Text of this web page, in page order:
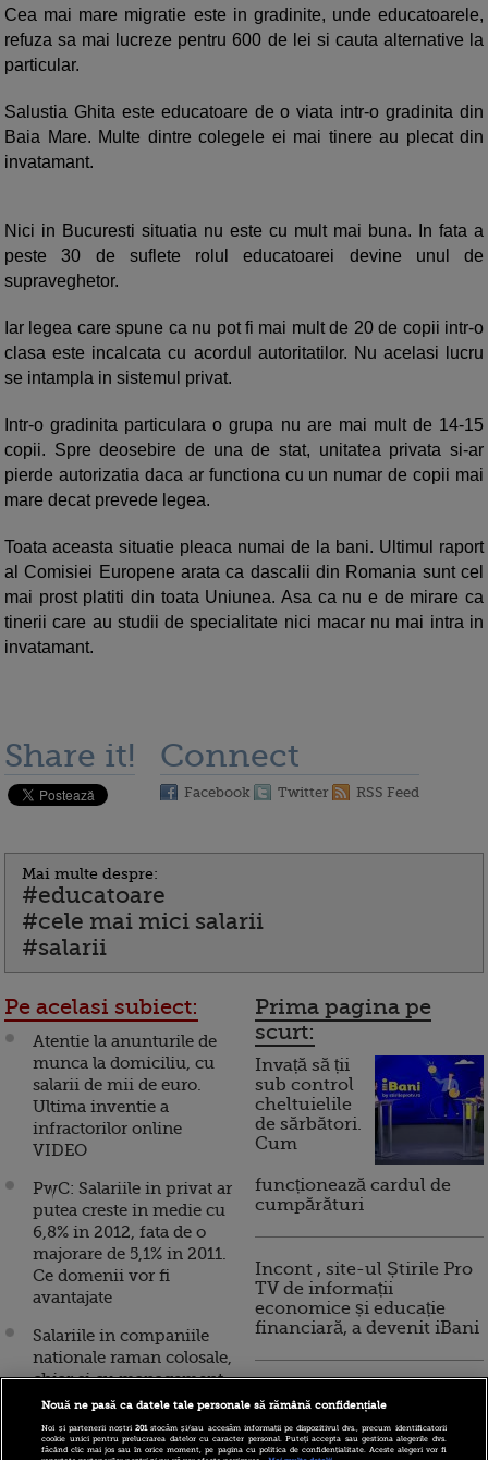
Cea mai mare migratie este in gradinite, unde educatoarele,
refuza sa mai lucreze pentru 600 de lei si cauta alternative la
particular.
Salustia Ghita este educatoare de o viata intr-o gradinita din
Baia Mare. Multe dintre colegele ei mai tinere au plecat din
invatamant.
Nici in Bucuresti situatia nu este cu mult mai buna. In fata a
peste 30 de suflete rolul educatoarei devine unul de
supraveghetor.
Iar legea care spune ca nu pot fi mai mult de 20 de copii intr-o
clasa este incalcata cu acordul autoritatilor. Nu acelasi lucru
se intampla in sistemul privat.
Intr-o gradinita particulara o grupa nu are mai mult de 14-15
copii. Spre deosebire de una de stat, unitatea privata si-ar
pierde autorizatia daca ar functiona cu un numar de copii mai
mare decat prevede legea.
Toata aceasta situatie pleaca numai de la bani. Ultimul raport
al Comisiei Europene arata ca dascalii din Romania sunt cel
mai prost platiti din toata Uniunea. Asa ca nu e de mirare ca
tinerii care au studii de specialitate nici macar nu mai intra in
invatamant.
Share it! Connect
Facebook Twitter RSS Feed
Mai multe despre:
#educatoare
#cele mai mici salarii
#salarii
Pe acelasi subiect:
Atentie la anunturile de
munca la domiciliu, cu
salarii de mii de euro.
Ultima inventie a
infractorilor online
VIDEO
PwC: Salariile in privat ar
putea creste in medie cu
6,8% in 2012, fata de o
majorare de 5,1% in 2011.
Ce domenii vor fi
avantajate
Salariile in companiile
nationale raman colosale,
chiar si cu management
privat. Ce spune
reprezentantul Romaniei
la FMI VIDEO
Prima pagina pe
scurt:
Invață să ții
sub control
cheltuielile
de sărbători.
Cum
funcționează cardul de
cumpărături
Incont , site-ul Știrile Pro
TV de informații
economice și educație
financiară, a devenit iBani
financiare inteligente
Nouă ne pasă ca datele tale personale să rămână confidențiale
Noi și partenerii noștri201stocăm și/sau accesăm informații pe dispozitivul dvs., precum identificatorii
cookie unici pentru prelucrarea datelor cu caracter personal. Puteți accepta sau gestiona alegerile dvs.
făcând clic mai jos sau în orice moment, pe pagina cu politica de confidențialitate. Aceste alegeri vor fi